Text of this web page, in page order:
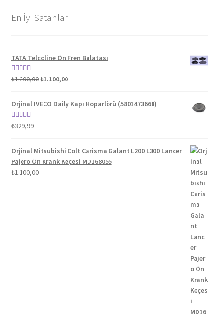
En İyi Satanlar
TATA Telcoline Ön Fren Balatası
5 üzerinden
₺1.300,00Orijinal
₺1.300,00.
₺1.100,00Şu
fiyat:
Orjinal IVECO Daily Kapı Hoparlörü (5801473668)
5 üzerinden
₺329,99
Orjinal Mitsubishi Colt Carisma Galant L200 L300 Lancer
Pajero Ön Krank Keçesi MD168055
₺1.100,00